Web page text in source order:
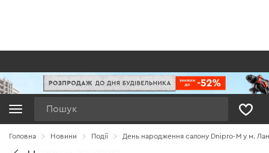
Головна Новини Події День народження салону Dnipro-M у м.